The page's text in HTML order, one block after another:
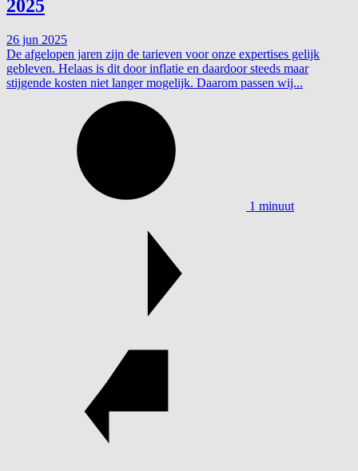
2025
26 jun 2025
De afgelopen jaren zijn de tarieven voor onze expertises gelijk
gebleven. Helaas is dit door inflatie en daardoor steeds maar
stijgende kosten niet langer mogelijk. Daarom passen wij...
1 minuut